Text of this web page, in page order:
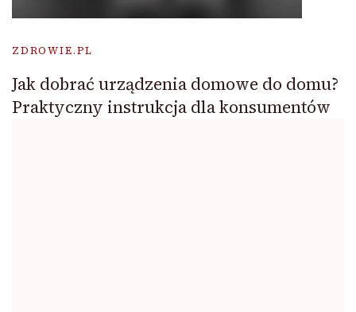
ZDROWIE.PL
Jak dobrać urządzenia domowe do domu?
Praktyczny instrukcja dla konsumentów